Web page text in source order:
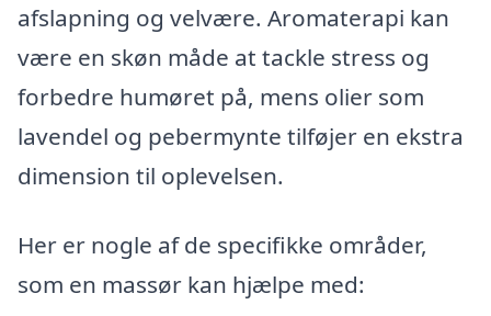
afslapning og velvære. Aromaterapi kan
være en skøn måde at tackle stress og
forbedre humøret på, mens olier som
lavendel og pebermynte tilføjer en ekstra
dimension til oplevelsen.
Her er nogle af de specifikke områder,
som en massør kan hjælpe med: